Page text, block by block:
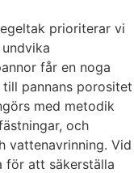
prioriterar vi
får en noga
pannans porositet
med metodik
och
vattenavrinning. Vid
för att säkerställa